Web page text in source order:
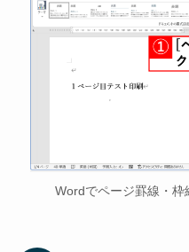
Wordでページ罫線・